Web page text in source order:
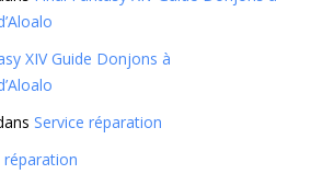
XIV Guide Donjons à
Service réparation
réparation